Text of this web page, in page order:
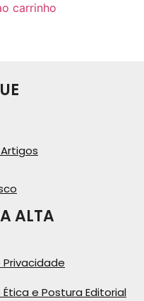
carrinho
ALTA
e Postura Editorial